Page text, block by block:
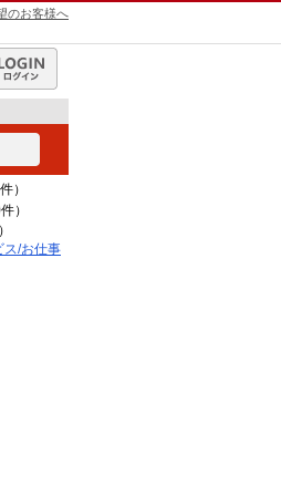
のお客様へ
ン
）
件）
ス/お仕事